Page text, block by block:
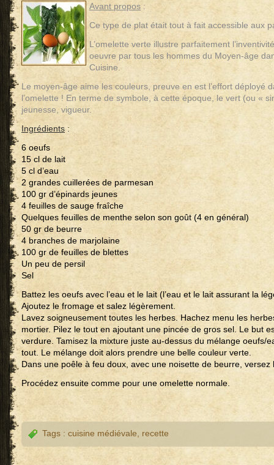
Avant propos :
Ce type de plat était tout à fait accessible aux
L’omelette verte illustre parfaitement
oeuvre par tous les hommes du Moyen-âge
Cuisine.
Le moyen-âge aime les couleurs, preuve en est l’effort déployé
l’omelette ! En terme de symbole, à cette époque, le vert (ou «
jeunesse, vigueur.
Ingrédients :
6 oeufs
15 cl de lait
5 cl d’eau
2 grandes cuillerées de parmesan
100 gr d’épinards jeunes
4 feuilles de sauge fraîche
Quelques feuilles de menthe selon son goût (4 en général)
50 gr de beurre
4 branches de marjolaine
100 gr de feuilles de blettes
Un peu de persil
Sel
Battez les oeufs avec l’eau et le lait (l’eau et le lait assurant la
Ajoutez le fromage et salez légèrement.
Lavez soigneusement toutes les herbes. Hachez menu les
mortier. Pilez le tout en ajoutant une pincée de gros sel. Le but
verdure. Tamisez la mixture juste au-dessus du mélange oeufs/
tout. Le mélange doit alors prendre une belle couleur verte.
Dans une poêle à feu doux, avec une noisette de beurre, versez
Procédez ensuite comme pour une omelette normale.
Tags : cuisine médiévale recette